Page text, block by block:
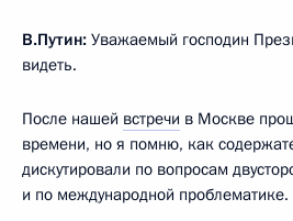
В.Путин: Уважаемый господин
видеть.
После нашей встречи в Москве
времени, но я помню, как
дискутировали по вопросам
и по международной проблематике.